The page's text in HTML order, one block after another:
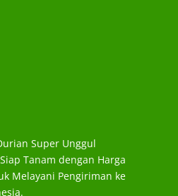
Super Unggul
Tanam dengan Harga
Melayani Pengiriman ke